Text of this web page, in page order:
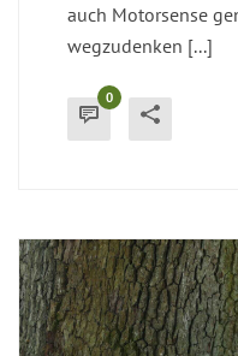
auch Motorsense
wegzudenken [...]
0